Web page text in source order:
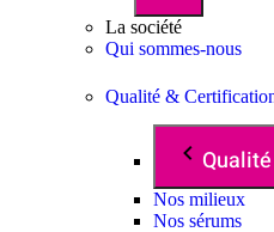
La société
Qui sommes-nous
Qualité &
Nos milieux
Nos sérums